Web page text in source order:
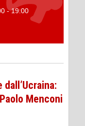
- 19:00
dall’Ucraina:
Menconi